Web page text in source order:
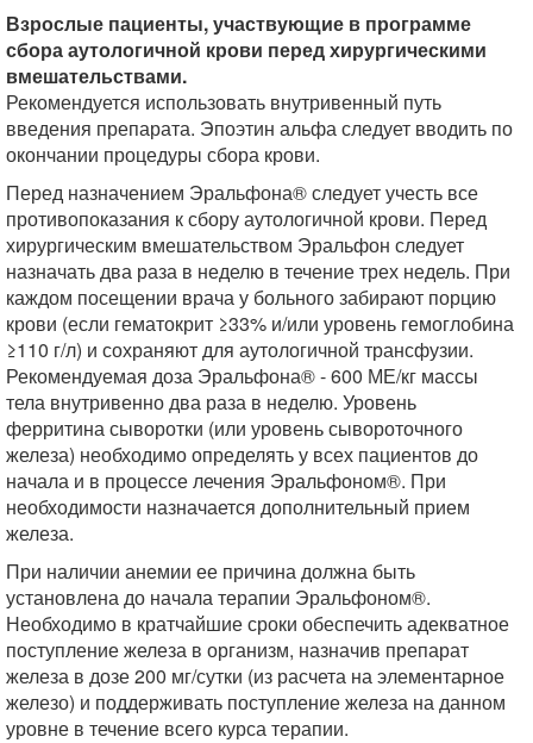
Взрослые пациенты, участвующие в программе
сбора аутологичной крови перед хирургическими
вмешательствами.
Рекомендуется использовать внутривенный путь
введения препарата. Эпоэтин альфа следует вводить по
окончании процедуры сбора крови.
Перед назначением Эральфона® следует учесть все
противопоказания к сбору аутологичной крови. Перед
хирургическим вмешательством Эральфон следует
назначать два раза в неделю в течение трех недель. При
каждом посещении врача у больного забирают порцию
крови (если гематокрит ≥33% и/или уровень гемоглобина
≥110 г/л) и сохраняют для аутологичной трансфузии.
Рекомендуемая доза Эральфона® - 600 МЕ/кг массы
тела внутривенно два раза в неделю. Уровень
ферритина сыворотки (или уровень сывороточного
железа) необходимо определять у всех пациентов до
начала и в процессе лечения Эральфоном®. При
необходимости назначается дополнительный прием
железа.
При наличии анемии ее причина должна быть
установлена до начала терапии Эральфоном®.
Необходимо в кратчайшие сроки обеспечить адекватное
поступление железа в организм, назначив препарат
железа в дозе 200 мг/сутки (из расчета на элементарное
железо) и поддерживать поступление железа на данном
уровне в течение всего курса терапии.